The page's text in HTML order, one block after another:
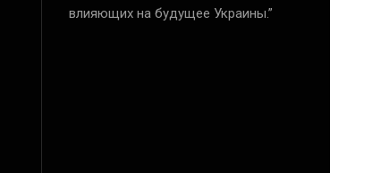
влияющих на будущее Украины.”